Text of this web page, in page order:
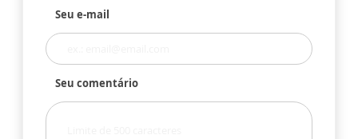
Seu e-mail
Seu comentário